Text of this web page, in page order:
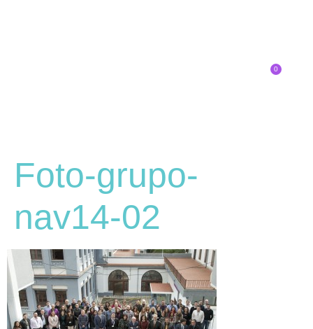
0
Foto-grupo-
nav14-02